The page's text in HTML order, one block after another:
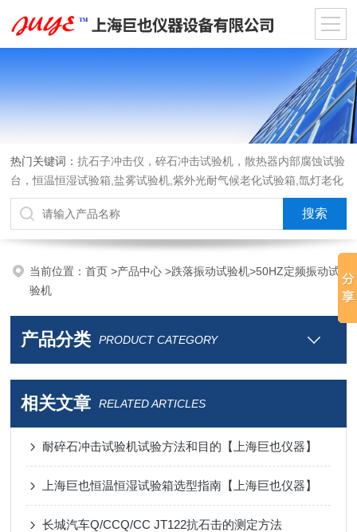
热门关键词：抗石子冲击仪，碎石冲击试验机，散热器内部腐蚀试验
台，恒温恒湿试验箱,盐雾试验机,紫外光耐气候老化试验箱,氙灯老化
试验箱，沙尘试验箱，淋雨试验箱，汽车内饰材料燃烧试验机
当前位置：首页>产品中心>跌落振动试验机>50HZ定频振动试
验机
产品分类 PRODUCT CATEGORY
相关文章 RELATED ARTICLES
耐碎石冲击试验机试验方法和目的【上海巨也仪器】
上海巨也恒温恒湿试验箱选型指南【上海巨也仪器】
长城汽车Q/CCQ/CC JT122抗石击的测定方法